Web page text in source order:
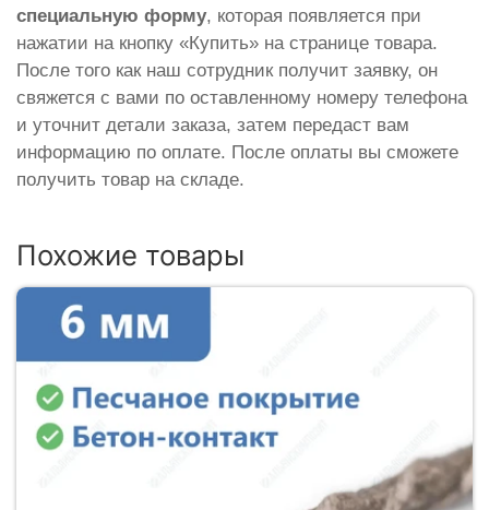
специальную форму, которая появляется при
нажатии на кнопку «Купить» на странице товара.
После того как наш сотрудник получит заявку, он
свяжется с вами по оставленному номеру телефона
и уточнит детали заказа, затем передаст вам
информацию по оплате. После оплаты вы сможете
получить товар на складе.
Похожие товары